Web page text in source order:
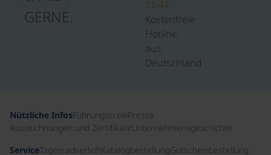
GERNE.
11 47
Kostenfreie
Hotline
aus
Deutschland
Nützliche InfosFührungscrewPresse
Auszeichnungen und ZertifikateUnternehmensgeschichte
ServiceTagesradverleihKatalogbestellungGutscheinbestellung